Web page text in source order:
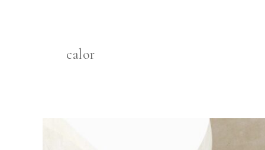
calor